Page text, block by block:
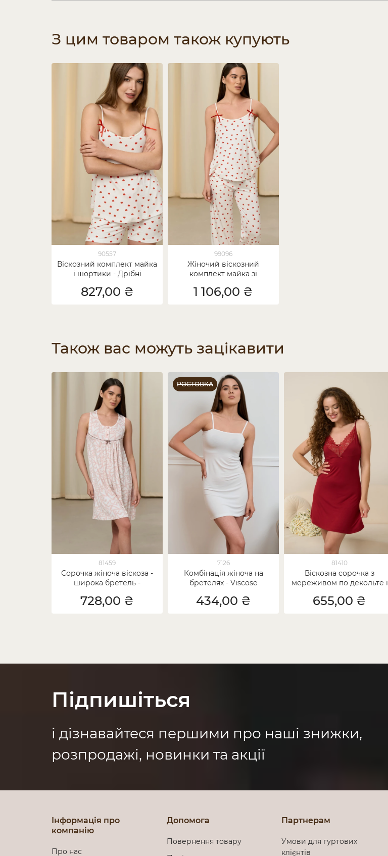
З цим товаром також купують
90557
Віскозний комплект майка
і шортики - Дрібні
827,00 ₴
99096
Жіночий віскозний
комплект майка зі
1 106,00 ₴
Також вас можуть зацікавити
81459
Сорочка жіноча віскоза -
широка бретель -
728,00 ₴
РОСТОВКА
7126
Комбінація жіноча на
бретелях - Viscose
434,00 ₴
81410
Віскозна сорочка з
мереживом по декольте і
655,00 ₴
Підпишіться
і дізнавайтеся першими про наші знижки,
розпродажі, новинки та акції
Інформація про
компанію
Про нас
Допомога
Повернення товару
Партнерам
Умови для гуртових
клієнтів